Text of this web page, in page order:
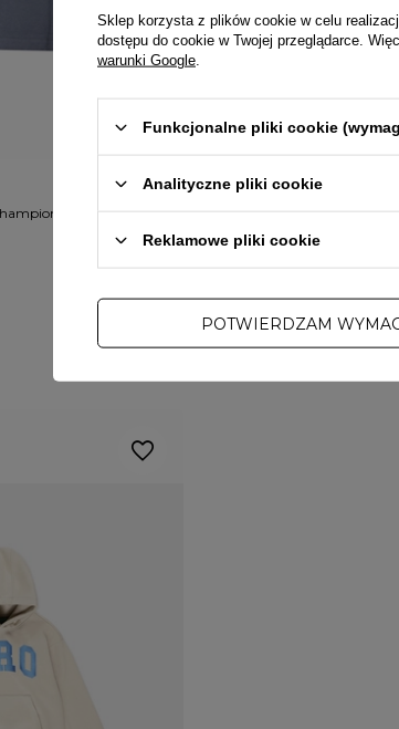
Classic grey
PROMOCJA
PITBULL
199,00 zł
179,10 zł
Sklep korzysta z plików cookie w celu
dostępu do cookie w Twojej przeglądarce.
warunki Google
Funkcjonalne pliki cookie
Analityczne pliki cookie
Reklamowe pliki cookie
POTWIERDZAM